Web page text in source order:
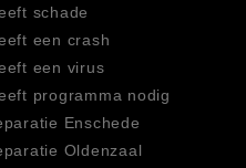
schade
een crash
een virus
programma nodig
Enschede
Oldenzaal